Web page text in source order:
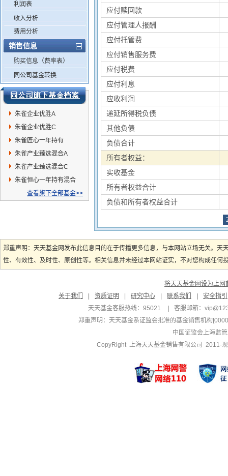
利润表
收入分析
费用分析
销售信息
购买信息（费率表）
同公司基金转换
朱雀企业优胜A
朱雀企业优胜C
朱雀匠心一年持有
朱雀产业臻选混合A
朱雀产业臻选混合C
朱雀恒心一年持有混合
查看旗下全部基金>>
应付赎回款
应付管理人报酬
应付托管费
应付销售服务费
应付税费
应付利息
应收利润
递延所得税负债
其他负债
负债合计
所有者权益：
实收基金
所有者权益合计
负债和所有者权益合计
郑重声明：天天基金网发布此信息目的在于传播更多信息，与本网站立场无关。
性、有效性、及时性、原创性等。相关信息并未经过本网站证实，不对您构成任
将天天基金网设为上网
关于我们
资质证明 研究中心 联系我们
安全指引
天天基金客服热线：95021
客服邮箱：
郑重声明： 天天基金系证监会批准的基金销售机构
中国证监会上海监
CopyRight 上海天天基金销售有限公司 2011-